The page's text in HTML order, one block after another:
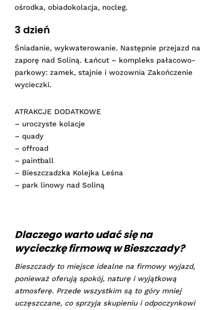
ośrodka, obiadokolacja, nocleg.
3 dzień
Śniadanie, wykwaterowanie. Następnie przejazd na
zaporę nad Soliną. Łańcut – kompleks pałacowo-
parkowy: zamek, stajnie i wozownia Zakończenie
wycieczki.
ATRAKCJE DODATKOWE
– uroczyste kolacje
– quady
– offroad
– paintball
– Bieszczadzka Kolejka Leśna
– park linowy nad Soliną
Dlaczego warto udać się na
wycieczkę firmową w Bieszczady?
Bieszczady to miejsce idealne na firmowy wyjazd,
ponieważ oferują spokój, naturę i wyjątkową
atmosferę. Przede wszystkim są to góry mniej
uczęszczane, co sprzyja skupieniu i odpoczynkowi